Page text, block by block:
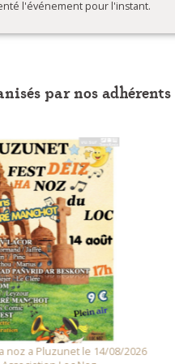
l'événement pour l'instant.
par nos adhérents
Pluzunet le 14/08/2026